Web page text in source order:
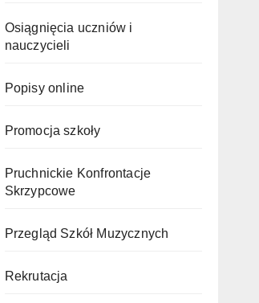
Osiągnięcia uczniów i
nauczycieli
Popisy online
Promocja szkoły
Pruchnickie Konfrontacje
Skrzypcowe
Przegląd Szkół Muzycznych
Rekrutacja